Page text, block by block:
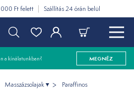
000 Ft felett Szállítás 24 órán belül
a kínálatunkban? MEGNÉZ
Masszázsolajak Paraffinos